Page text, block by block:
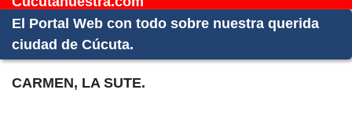
El Portal Web con todo sobre nuestra querida
ciudad de Cúcuta.
CARMEN, LA SUTE.